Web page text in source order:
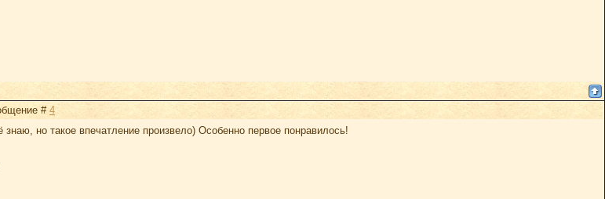
# 4
но такое впечатление произвело) Особенно первое понравилось!